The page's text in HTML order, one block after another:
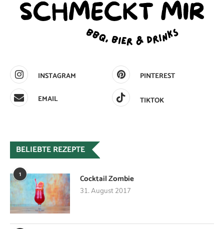
INSTAGRAM
PINTEREST
EMAIL
TIKTOK
BELIEBTE REZEPTE
1 Cocktail Zombie
31. August 2017